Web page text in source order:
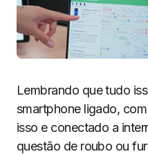
Lembrando que tudo
smartphone ligado,
isso e conectado a
questão de roubo ou